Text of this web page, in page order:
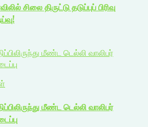
சிலை திருட்டு தடுப்புப் பிரிவு
மீண்ட டெல்லி வாலிபர்
மீண்ட டெல்லி வாலிபர்